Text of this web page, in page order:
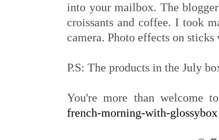
into your mailbox. The
croissants and coffee. I took
camera. Photo effects on
P.S: The products in the July
You're more than welcome
french-morning-with-glossybox